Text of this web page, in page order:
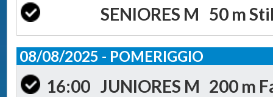
SENIORES M 50 m
08/08/2025 - POMERIGGIO
16:00 JUNIORES M 200 m